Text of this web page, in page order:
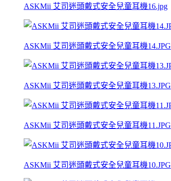
ASKMii 艾司迷頭戴式安全兒童耳機16.jpg
ASKMii 艾司迷頭戴式安全兒童耳機14.JPG
ASKMii 艾司迷頭戴式安全兒童耳機13.JPG
ASKMii 艾司迷頭戴式安全兒童耳機11.JPG
ASKMii 艾司迷頭戴式安全兒童耳機10.JPG